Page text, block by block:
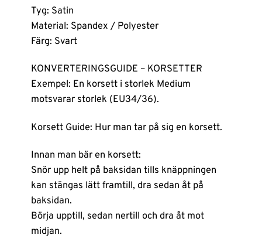
Tyg: Satin
Material: Spandex / Polyester
Färg: Svart
KONVERTERINGSGUIDE – KORSETTER
Exempel: En korsett i storlek Medium
motsvarar storlek (EU34/36).
Korsett Guide: Hur man tar på sig en korsett.
Innan man bär en korsett:
Snör upp helt på baksidan tills knäppningen
kan stängas lätt framtill, dra sedan åt på
baksidan.
Börja upptill, sedan nertill och dra åt mot
midjan.